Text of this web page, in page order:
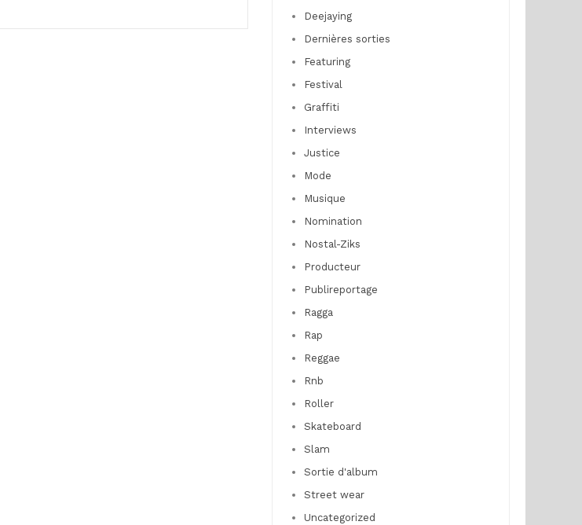
Deejaying
Dernières sorties
Featuring
Festival
Graffiti
Interviews
Justice
Mode
Musique
Nomination
Nostal-Ziks
Producteur
Publireportage
Ragga
Rap
Reggae
Rnb
Roller
Skateboard
Slam
Sortie d'album
Street wear
Uncategorized